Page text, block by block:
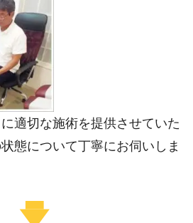
適切な施術を提供させていた
態について丁寧にお伺いしま